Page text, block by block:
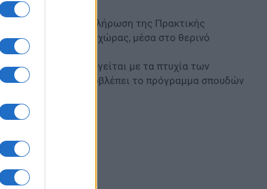
δυνατή η ολοκλήρωση της Πρακτικής
και γενικά της χώρας, μέσα στο θερινό
που δημιουργείται με τα πτυχία των
άσκηση όπως προβλέπει το πρόγραμμα σπουδών